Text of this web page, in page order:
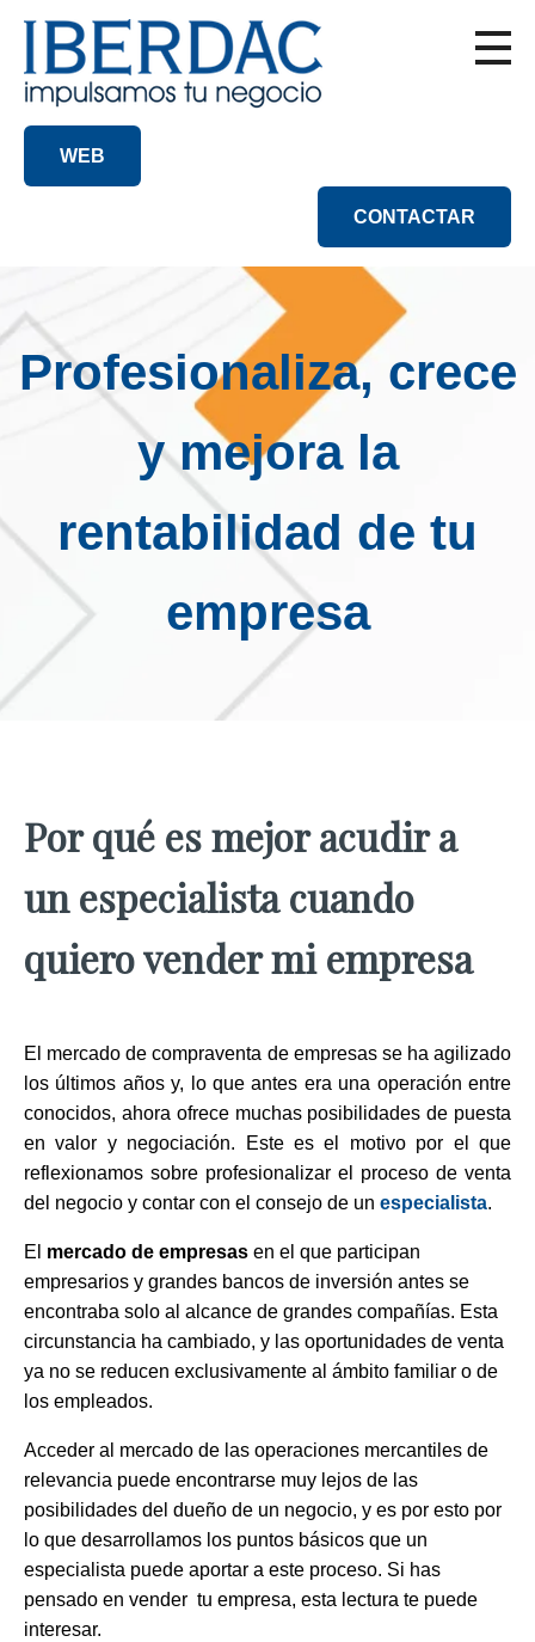
WEB
CONTACTAR
Profesionaliza, crece
y mejora la
rentabilidad de tu
empresa
Por qué es mejor acudir a
un especialista cuando
quiero vender mi empresa
El mercado de compraventa de empresas se ha agilizado
los últimos años y, lo que antes era una operación entre
conocidos, ahora ofrece muchas posibilidades de puesta
en valor y negociación. Este es el motivo por el que
reflexionamos sobre profesionalizar el proceso de venta
del negocio y contar con el consejo de un especialista.
El mercado de empresas en el que participan
empresarios y grandes bancos de inversión antes se
encontraba solo al alcance de grandes compañías. Esta
circunstancia ha cambiado, y las oportunidades de venta
ya no se reducen exclusivamente al ámbito familiar o de
los empleados.
Acceder al mercado de las operaciones mercantiles de
relevancia puede encontrarse muy lejos de las
posibilidades del dueño de un negocio, y es por esto por
lo que desarrollamos los puntos básicos que un
especialista puede aportar a este proceso. Si has
pensado en vender tu empresa, esta lectura te puede
interesar.